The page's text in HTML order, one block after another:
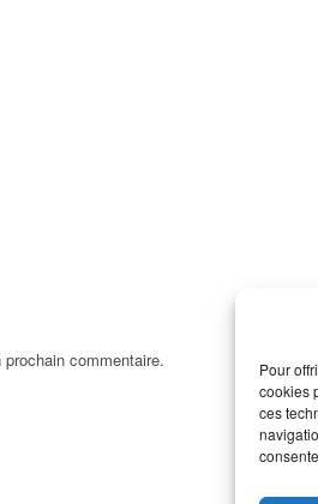
Pour
cookies
ces
commentaire.